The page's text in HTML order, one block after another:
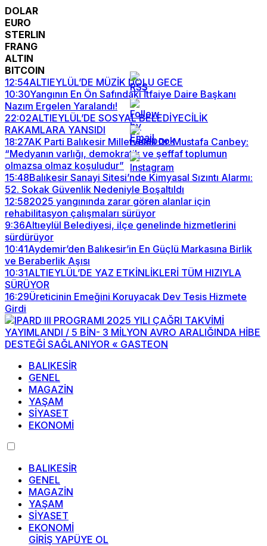
DOLAR
EURO
STERLIN
FRANG
ALTIN
BITCOIN
12:54ALTIEYLÜL’DE MÜZİK DOLU GECE
10:30Yangının En Ön Safındaki İtfaiye Daire Başkanı
Nazım Ergelen Yaralandı!
22:02ALTIEYLÜL’DE SOSYAL BELEDİYECİLİK
RAKAMLARA YANSIDI
18:27AK Parti Balıkesir Milletvekili Dr. Mustafa Canbey:
“Medyanın varlığı, demokratik ve şeffaf toplumun
olmazsa olmaz koşuludur”
15:48Balıkesir Sanayi Sitesi’nde Kimyasal Sızıntı Alarmı:
52. Sokak Güvenlik Nedeniyle Boşaltıldı
12:582025 yangınında zarar gören alanlar için
rehabilitasyon çalışmaları sürüyor
9:36Altıeylül Belediyesi, ilçe genelinde hizmetlerini
sürdürüyor
10:41Aydemir’den Balıkesir’in En Güçlü Markasına Birlik
ve Beraberlik Aşısı
10:31ALTIEYLÜL’DE YAZ ETKİNLİKLERİ TÜM HIZIYLA
SÜRÜYOR
16:29Üreticinin Emeğini Koruyacak Dev Tesis Hizmete
Girdi
BALIKESİR
GENEL
MAGAZİN
YAŞAM
SİYASET
EKONOMİ
BALIKESİR
GENEL
MAGAZİN
YAŞAM
SİYASET
EKONOMİ
GİRİŞ YAPÜYE OL